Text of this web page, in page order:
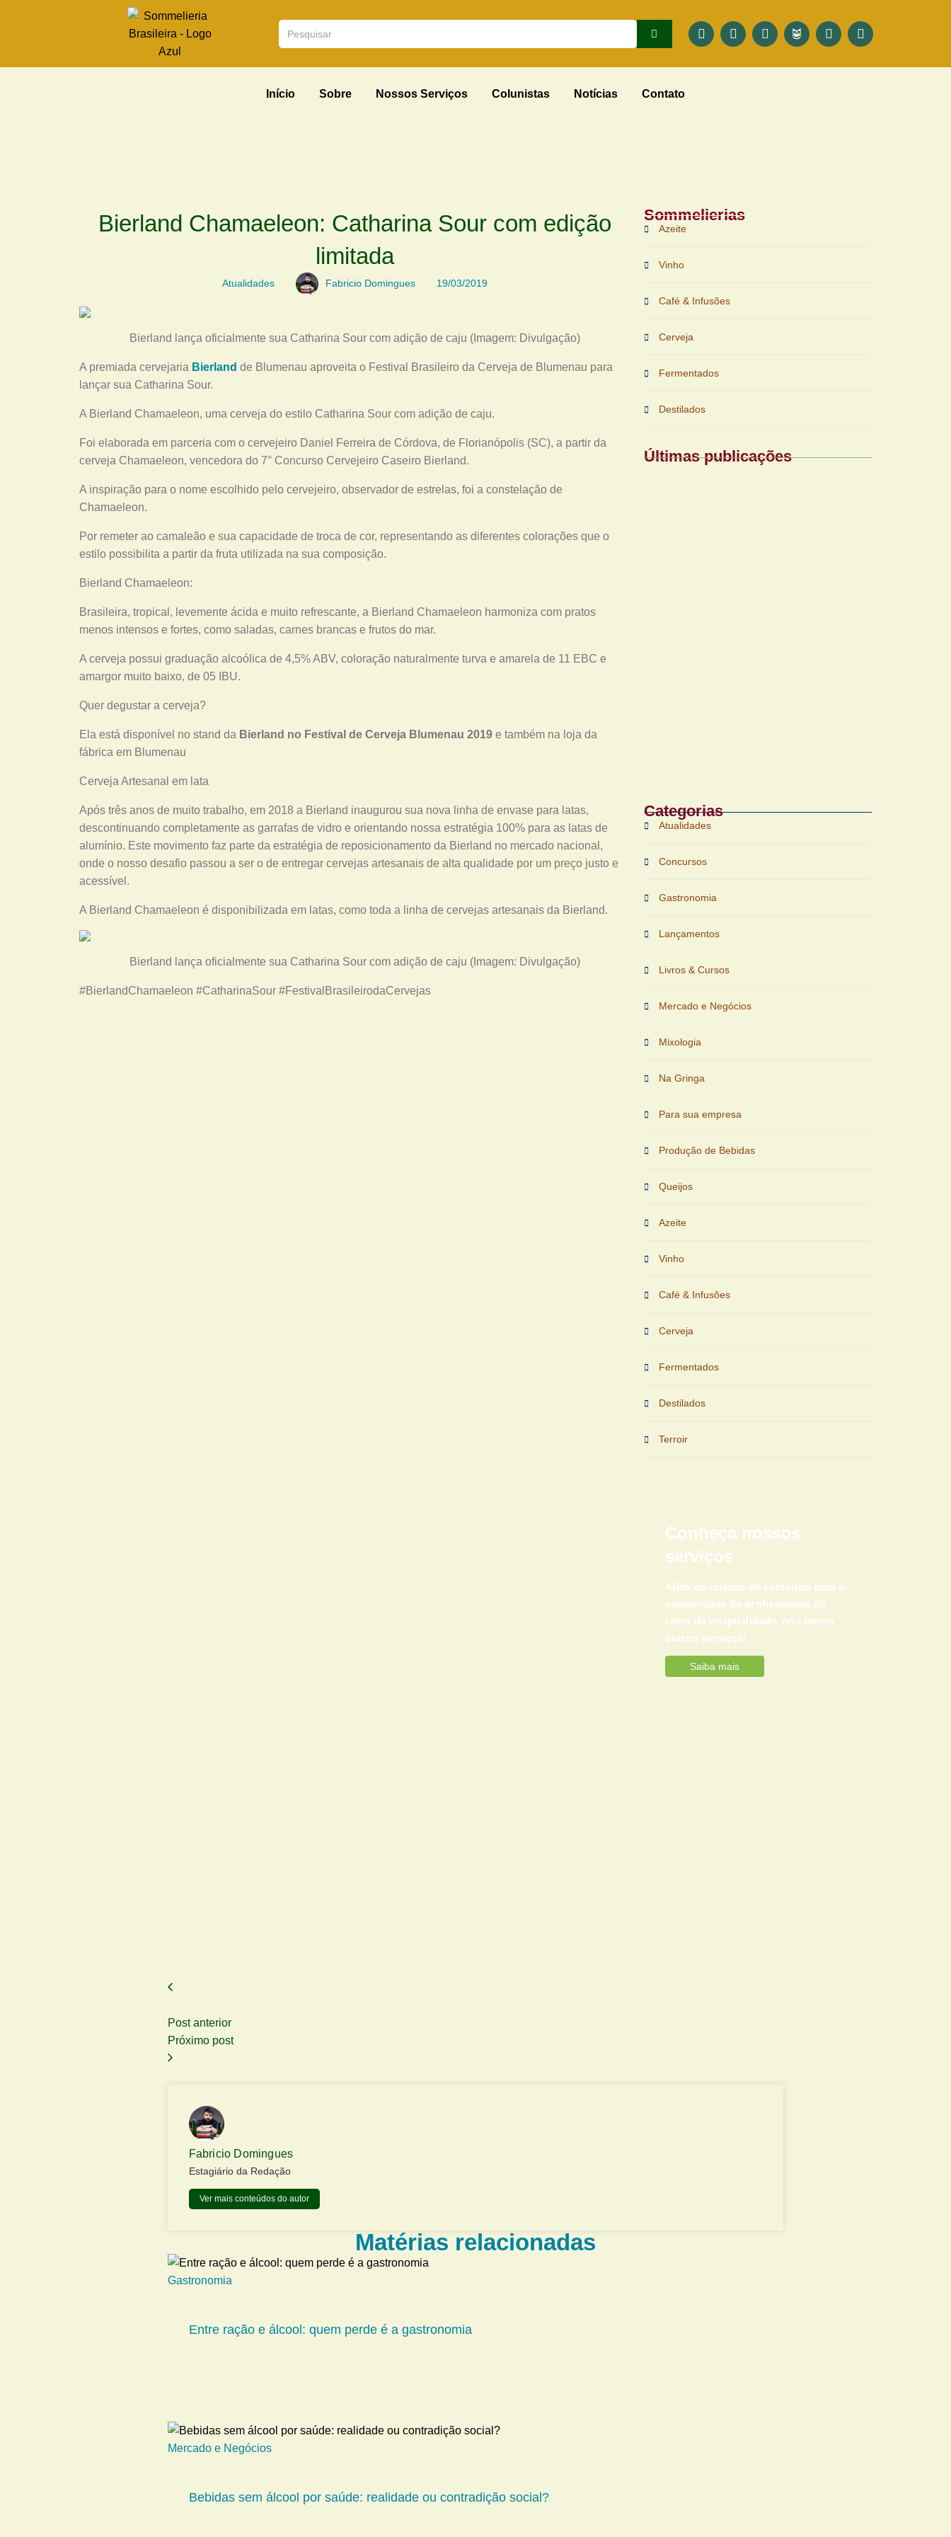
Início Sobre Nossos Serviços Colunistas Notícias Contato
Bierland Chamaeleon: Catharina Sour com edição
limitada
Atualidades Fabricio Domingues 19/03/2019
Bierland lança oficialmente sua Catharina Sour com adição de caju (Imagem: Divulgação)
A premiada cervejaria Bierland de Blumenau aproveita o Festival Brasileiro da Cerveja de Blumenau para
lançar sua Catharina Sour.
A Bierland Chamaeleon, uma cerveja do estilo Catharina Sour com adição de caju.
Foi elaborada em parceria com o cervejeiro Daniel Ferreira de Córdova, de Florianópolis (SC), a partir da
cerveja Chamaeleon, vencedora do 7° Concurso Cervejeiro Caseiro Bierland.
A inspiração para o nome escolhido pelo cervejeiro, observador de estrelas, foi a constelação de
Chamaeleon.
Por remeter ao camaleão e sua capacidade de troca de cor, representando as diferentes colorações que o
estilo possibilita a partir da fruta utilizada na sua composição.
Bierland Chamaeleon:
Brasileira, tropical, levemente ácida e muito refrescante, a Bierland Chamaeleon harmoniza com pratos
menos intensos e fortes, como saladas, carnes brancas e frutos do mar.
A cerveja possui graduação alcoólica de 4,5% ABV, coloração naturalmente turva e amarela de 11 EBC e
amargor muito baixo, de 05 IBU.
Quer degustar a cerveja?
Ela está disponível no stand da Bierland no Festival de Cerveja Blumenau 2019 e também na loja da
fábrica em Blumenau
Cerveja Artesanal em lata
Após três anos de muito trabalho, em 2018 a Bierland inaugurou sua nova linha de envase para latas,
descontinuando completamente as garrafas de vidro e orientando nossa estratégia 100% para as latas de
alumínio. Este movimento faz parte da estratégia de reposicionamento da Bierland no mercado nacional,
onde o nosso desafio passou a ser o de entregar cervejas artesanais de alta qualidade por um preço justo e
acessível.
A Bierland Chamaeleon é disponibilizada em latas, como toda a linha de cervejas artesanais da Bierland.
Bierland lança oficialmente sua Catharina Sour com adição de caju (Imagem: Divulgação)
#BierlandChamaeleon #CatharinaSour #FestivalBrasileirodaCervejas
Sommelierias
Azeite
Vinho
Café & Infusões
Cerveja
Fermentados
Destilados
Últimas publicações
Categorias
Atualidades
Concursos
Gastronomia
Lançamentos
Livros & Cursos
Mercado e Negócios
Mixologia
Na Gringa
Para sua empresa
Produção de Bebidas
Queijos
Azeite
Vinho
Café & Infusões
Cerveja
Fermentados
Destilados
Terroir
Conheça nossos
serviços
Além da criação de conteúdo para a
comunidade de profissionais do
ramo da hospitalidade, nós temos
outros serviços!
Saiba mais
Post anterior
Próximo post
Fabricio Domingues
Estagiário da Redação
Ver mais conteúdos do autor
Matérias relacionadas
Gastronomia
Entre ração e álcool: quem perde é a gastronomia
Mercado e Negócios
Bebidas sem álcool por saúde: realidade ou contradição social?